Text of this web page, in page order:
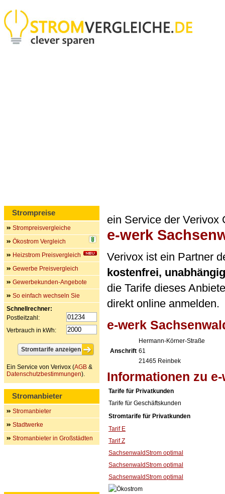
ein Service der Verivox
e-werk
Verivox ist ein Partner
kostenfrei,
die Tarife dieses
direkt online anmelden.
e-werk
Anschrift
Hermann-Körner-Straße
61
21465 Reinbek
Informationen zu
Tarife für Privatkunden
Tarife für Geschäftskunden
Stromtarife für Privatkunden
Tarif E
Tarif Z
SachsenwaldStrom optimal
SachsenwaldStrom optimal
SachsenwaldStrom optimal
Strompreise
Strompreisvergleiche
Ökostrom Vergleich
Heizstrom Preisvergleich
Gewerbe Preisvergleich
Gewerbekunden-Angebote
So einfach wechseln Sie
Schnellrechner:
Postleitzahl:
Verbrauch in kWh:
Ein Service von Verivox (AGB &
Datenschutzbestimmungen).
Stromanbieter
Stromanbieter
Stadtwerke
Stromanbieter in Großstädten